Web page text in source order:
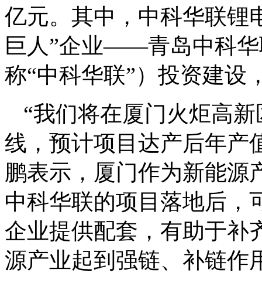
亿元。其中，中科华联锂
巨人”企业——青岛中科华
称“中科华联”）投资建设
“我们将在厦门火炬高
线，预计项目达产后年产
鹏表示，厦门作为新能源
中科华联的项目落地后，
企业提供配套，有助于补
源产业起到强链、补链作